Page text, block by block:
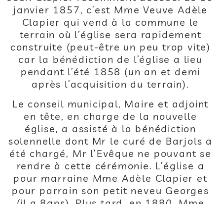
janvier 1857, c’est Mme Veuve Adèle
Clapier qui vend à la commune le
terrain où l’église sera rapidement
construite (peut-être un peu trop vite)
car la bénédiction de l’église a lieu
pendant l’été 1858 (un an et demi
après l’acquisition du terrain).
Le conseil municipal, Maire et adjoint
en tête, en charge de la nouvelle
église, a assisté à la bénédiction
solennelle dont Mr le curé de Barjols a
été chargé, Mr l’Evêque ne pouvant se
rendre à cette cérémonie. L’église a
pour marraine Mme Adèle Clapier et
pour parrain son petit neveu Georges